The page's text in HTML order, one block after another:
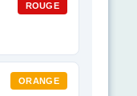
ROUGE
ORANGE